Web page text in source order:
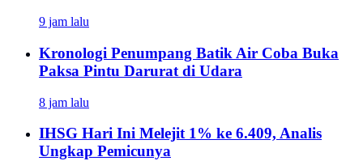
9 jam lalu
Kronologi Penumpang Batik Air Coba Buka
Paksa Pintu Darurat di Udara
8 jam lalu
IHSG Hari Ini Melejit 1% ke 6.409, Analis
Ungkap Pemicunya